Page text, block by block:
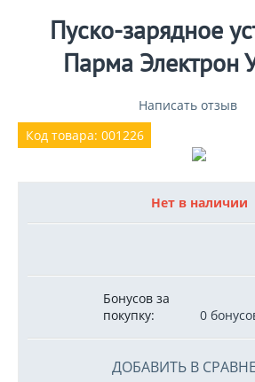
Пуско-зарядное
Парма Электрон
Написать отзыв
Код товара: 001226
Нет в наличии
Бонусов за
покупку:
0
ДОБАВИТЬ В